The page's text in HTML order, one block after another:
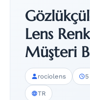
Lens
Müşteri
rociolens
TR